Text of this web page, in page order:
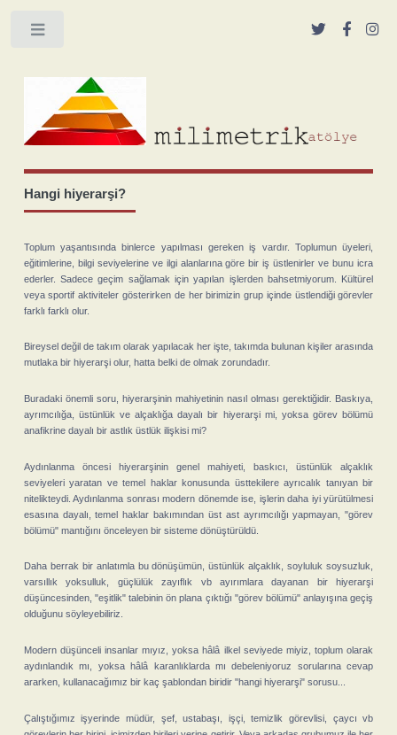
Hangi hiyerarşi?
Toplum yaşantısında binlerce yapılması gereken iş vardır. Toplumun üyeleri,
eğitimlerine, bilgi seviyelerine ve ilgi alanlarına göre bir iş üstlenirler ve bunu icra
ederler. Sadece geçim sağlamak için yapılan işlerden bahsetmiyorum. Kültürel
veya sportif aktiviteler gösterirken de her birimizin grup içinde üstlendiği görevler
farklı farklı olur.
Bireysel değil de takım olarak yapılacak her işte, takımda bulunan kişiler arasında
mutlaka bir hiyerarşi olur, hatta belki de olmak zorundadır.
Buradaki önemli soru, hiyerarşinin mahiyetinin nasıl olması gerektiğidir. Baskıya,
ayrımcılığa, üstünlük ve alçaklığa dayalı bir hiyerarşi mi, yoksa görev bölümü
anafikrine dayalı bir astlık üstlük ilişkisi mi?
Aydınlanma öncesi hiyerarşinin genel mahiyeti, baskıcı, üstünlük alçaklık
seviyeleri yaratan ve temel haklar konusunda üsttekilere ayrıcalık tanıyan bir
nitelikteydi. Aydınlanma sonrası modern dönemde ise, işlerin daha iyi yürütülmesi
esasına dayalı, temel haklar bakımından üst ast ayrımcılığı yapmayan, "görev
bölümü" mantığını önceleyen bir sisteme dönüştürüldü.
Daha berrak bir anlatımla bu dönüşümün, üstünlük alçaklık, soyluluk soysuzluk,
varsıllık yoksulluk, güçlülük zayıflık vb ayırımlara dayanan bir hiyerarşi
düşüncesinden, "eşitlik" talebinin ön plana çıktığı "görev bölümü" anlayışına geçiş
olduğunu söyleyebiliriz.
Modern düşünceli insanlar mıyız, yoksa hâlâ ilkel seviyede miyiz, toplum olarak
aydınlandık mı, yoksa hâlâ karanlıklarda mı debeleniyoruz sorularına cevap
ararken, kullanacağımız bir kaç şablondan biridir "hangi hiyerarşi" sorusu...
Çalıştığımız işyerinde müdür, şef, ustabaşı, işçi, temizlik görevlisi, çaycı vb